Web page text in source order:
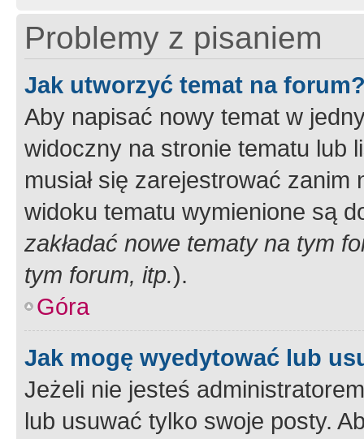
Problemy z pisaniem
Jak utworzyć temat na
Aby napisać nowy temat w
widoczny na stronie tematu lub
musiał się zarejestrować
widoku tematu wymienione są
zakładać nowe tematy na tym
tym forum, itp.).
Góra
Jak mogę wyedytować lub
Jeżeli nie jesteś
lub usuwać tylko swoje posty.